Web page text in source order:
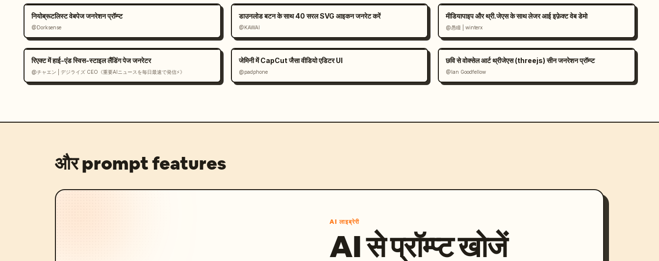
नियोब्रूटलिस्ट वेबपेज जनरेशन प्रॉम्प्ट
@Dorksense
डाउनलोड बटन के साथ 40 सरल SVG आइकन जनरेट करें
@KAWAI
मीडियापाइप और थ्री.जेएस के साथ लेजर आई इफ़ेक्ट वेब डेमो
@愚瞳 | winterx
रिएक्ट में हाई-एंड स्विस-स्टाइल लैंडिंग पेज जनरेटर
@チャエン | デジライズ CEO《重要AIニュースを毎日最速で発信⚡️》
जेमिनी में CapCut जैसा वीडियो एडिटर UI
@padphone
छवि से वोक्सेल आर्ट थ्रीजेएस (threejs) सीन जनरेशन प्रॉम्प्ट
@Ian Goodfellow
और prompt features
AI लाइब्रेरी
AI से प्रॉम्प्ट खोजें